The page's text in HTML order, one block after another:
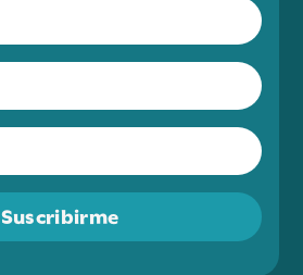
Suscribirme